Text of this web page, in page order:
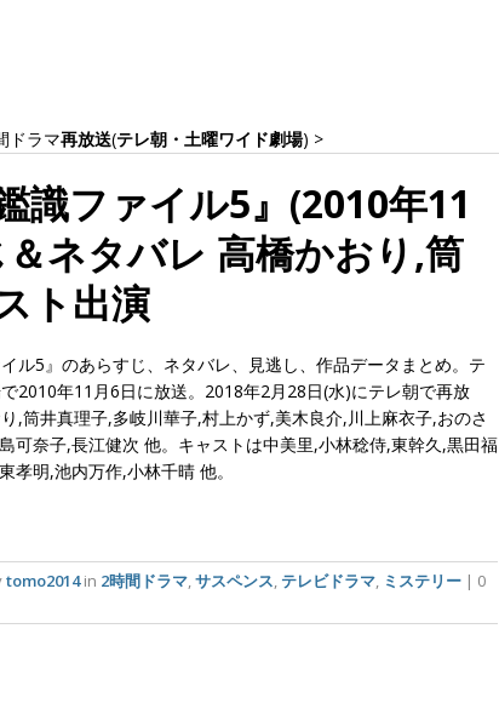
ドラマ再放送(テレ朝・土曜ワイド劇場) >
識ファイル5』(2010年11
ネタバレ 高橋かおり,筒
ト出演
ル5』のあらすじ、ネタバレ、見逃し、作品データまとめ。テ
2010年11月6日に放送。2018年2月28日(水)にテレ朝で再放
,筒井真理子,多岐川華子,村上かず,美木良介,川上麻衣子,おのさ
可奈子,長江健次 他。キャストは中美里,小林稔侍,東幹久,黒田福
孝明,池内万作,小林千晴 他。
tomo2014in 2時間ドラマ,サスペンス, テレビドラマ, ミステリー | 0